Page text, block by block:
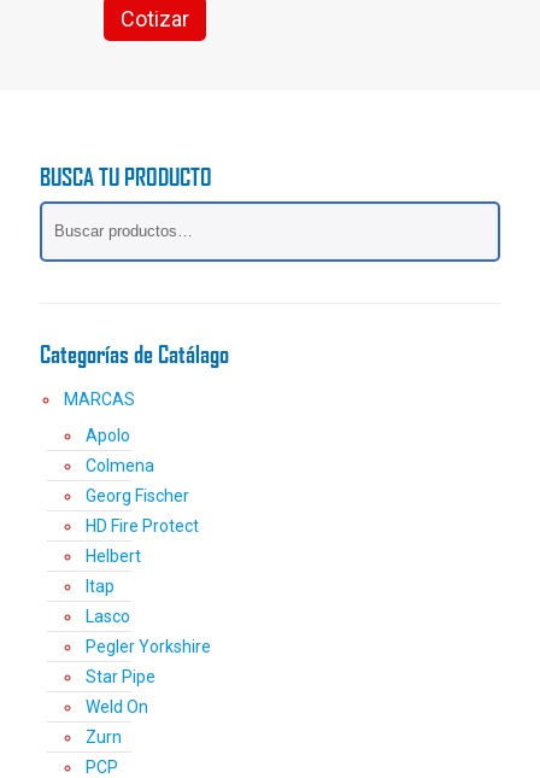
Cotizar
Este
opciones
se
pueden
elegir
de
BUSCA TU PRODUCTO
Categorías de Catálago
MARCAS
Apolo
Colmena
Georg Fischer
HD Fire Protect
Helbert
Itap
Lasco
Pegler Yorkshire
Star Pipe
Weld On
Zurn
PCP